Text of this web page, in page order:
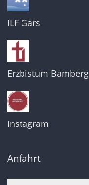
ILF Gars
Erzbistum Bamberg
Instagram
Anfahrt